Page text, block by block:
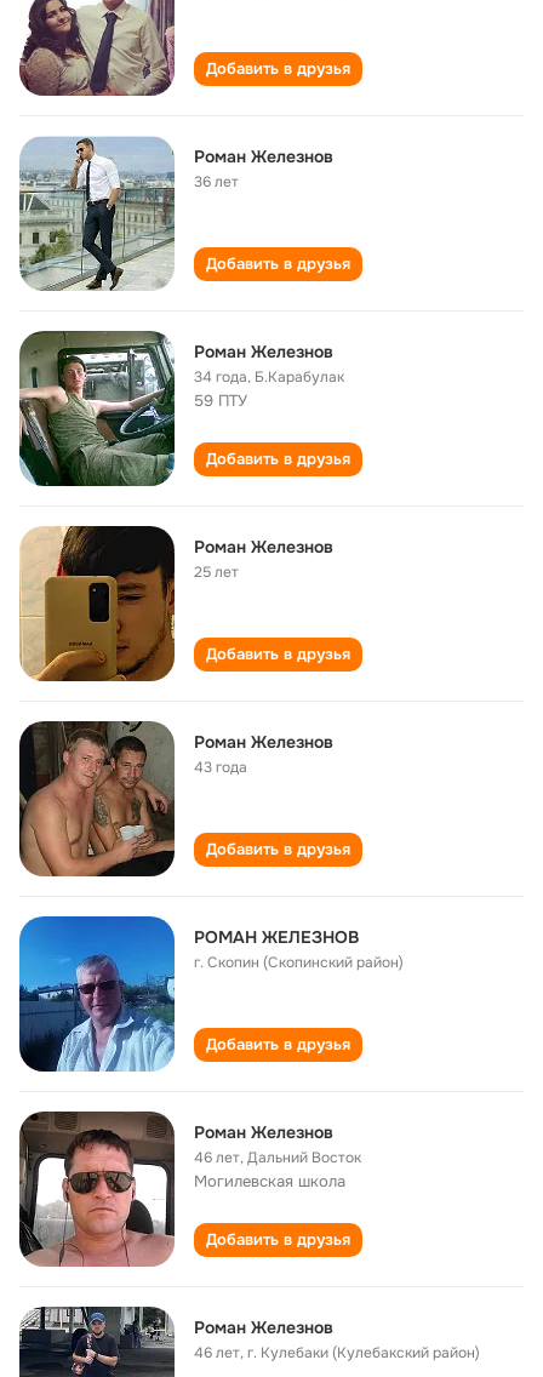
Добавить в друзья
Роман Железнов
36 лет
Добавить в друзья
Роман Железнов
34 года, Б.Карабулак
59 ПТУ
Добавить в друзья
Роман Железнов
25 лет
Добавить в друзья
Роман Железнов
43 года
Добавить в друзья
РОМАН ЖЕЛЕЗНОВ
г. Скопин (Скопинский район)
Добавить в друзья
Роман Железнов
46 лет,Дальний Восток
Могилевская школа
Добавить в друзья
Роман Железнов
46 лет,г. Кулебаки (Кулебакский район)